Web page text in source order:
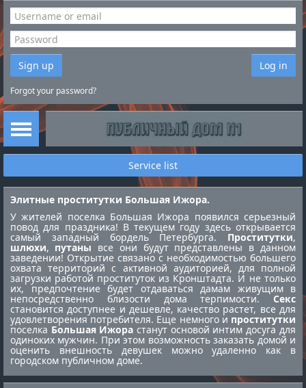
Sign up Log in
Forgot your password?
Service list
Элитные проститутки Большая Ижора.
У жителей поселка Большая Ижора появился серьезный
повод для праздника! В текущем году здесь открывается
самый западный бордель Петербурга. Проститутки,
шлюхи, путаны все они будут представлены в данном
заведении! Открытие связано с необходимостью большего
охвата территорий с активной аудиторией, для полной
загрузки работой проституток из Кронштадта. И не только
их, предпочтение будет отдаваться дамам живущим в
непосредственно близости дома терпимости. Секс
становится доступнее и дешевле, качество растет, все для
удовлетворения потребителя. Еще немного и проститутки
поселка Большая Ижора станут основой интим досуга для
одиноких мужчин. При этом возможность заказать домой и
оценить внешность девушек можно удаленно как в
городском публичном доме.